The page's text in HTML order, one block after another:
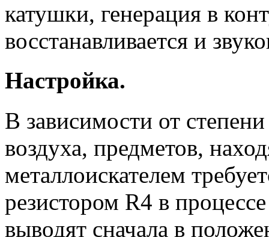
катушки, генерация в
восстанавливается и
Настройка.
В зависимости от
воздуха, предметов,
металлоискателем
резистором R4 в
выводят сначала в